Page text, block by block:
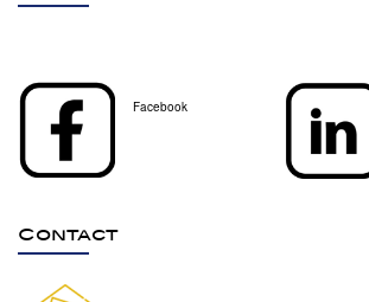
Facebook
Contact